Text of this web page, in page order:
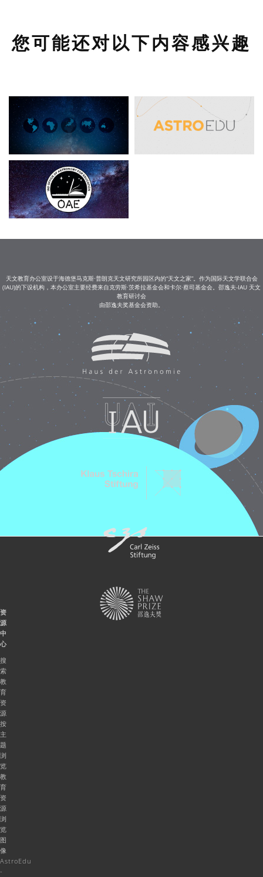
您可能还对以下内容感兴趣
天文教育办公室设于海德堡马克斯·普朗克天文研究所园区内的“天文之家”。作为国际天文学联合会
(IAU)的下设机构，本办公室主要经费来自克劳斯·茨希拉基金会和卡尔·蔡司基金会。邵逸夫-IAU 天文
教育研讨会
由邵逸夫奖基金会资助。
资
源
中
心
搜
索
教
育
资
源
按
主
题
浏
览
教
育
资
源
浏
览
图
像
AstroEdu
-